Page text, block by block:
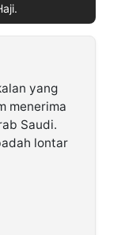
yang
menerima
Saudi.
lontar